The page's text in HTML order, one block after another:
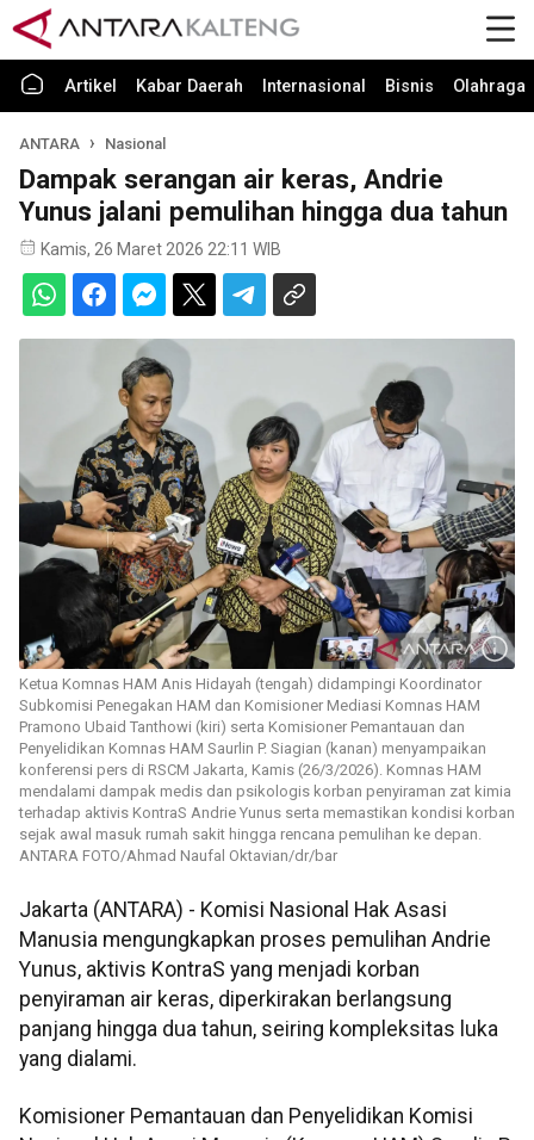
Artikel Kabar Daerah Internasional Bisnis Olahraga
ANTARA Nasional
Dampak serangan air keras, Andrie
Yunus jalani pemulihan hingga dua tahun
Kamis, 26 Maret 2026 22:11 WIB
Ketua Komnas HAM Anis Hidayah (tengah) didampingi Koordinator
Subkomisi Penegakan HAM dan Komisioner Mediasi Komnas HAM
Pramono Ubaid Tanthowi (kiri) serta Komisioner Pemantauan dan
Penyelidikan Komnas HAM Saurlin P. Siagian (kanan) menyampaikan
konferensi pers di RSCM Jakarta, Kamis (26/3/2026). Komnas HAM
mendalami dampak medis dan psikologis korban penyiraman zat kimia
terhadap aktivis KontraS Andrie Yunus serta memastikan kondisi korban
sejak awal masuk rumah sakit hingga rencana pemulihan ke depan.
ANTARA FOTO/Ahmad Naufal Oktavian/dr/bar
Jakarta (ANTARA) - Komisi Nasional Hak Asasi
Manusia mengungkapkan proses pemulihan Andrie
Yunus, aktivis KontraS yang menjadi korban
penyiraman air keras, diperkirakan berlangsung
panjang hingga dua tahun, seiring kompleksitas luka
yang dialami.
Komisioner Pemantauan dan Penyelidikan Komisi